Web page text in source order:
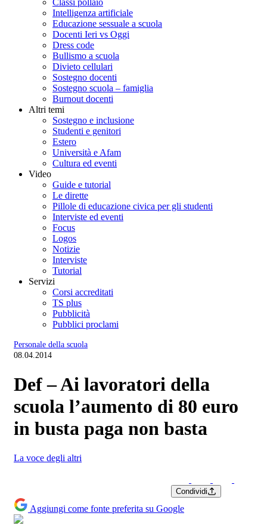
Classi pollaio
Intelligenza artificiale
Educazione sessuale a scuola
Docenti Ieri vs Oggi
Dress code
Bullismo a scuola
Divieto cellulari
Sostegno docenti
Sostegno scuola – famiglia
Burnout docenti
Altri temi
Sostegno e inclusione
Studenti e genitori
Estero
Università e Afam
Cultura ed eventi
Video
Guide e tutorial
Le dirette
Pillole di educazione civica per gli studenti
Interviste ed eventi
Focus
Logos
Notizie
Interviste
Tutorial
Servizi
Corsi accreditati
TS plus
Pubblicità
Pubblici proclami
Personale della scuola
08.04.2014
Def – Ai lavoratori della
scuola l’aumento di 80 euro
in busta paga non basta
La voce degli altri
Condividi
Aggiungi come fonte preferita su Google